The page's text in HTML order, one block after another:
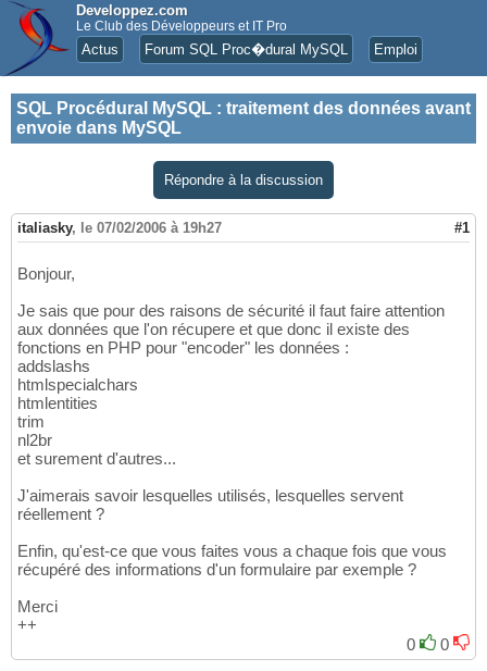
Developpez.com
Le Club des Développeurs et IT Pro
Actus Forum SQL Proc�dural MySQL Emploi
SQL Procédural MySQL : traitement des données avant
envoie dans MySQL
Répondre à la discussion
italiasky, le 07/02/2006 à 19h27 #1
Bonjour,
Je sais que pour des raisons de sécurité il faut faire attention
aux données que l'on récupere et que donc il existe des
fonctions en PHP pour "encoder" les données :
addslashs
htmlspecialchars
htmlentities
trim
nl2br
et surement d'autres...
J'aimerais savoir lesquelles utilisés, lesquelles servent
réellement ?
Enfin, qu'est-ce que vous faites vous a chaque fois que vous
récupéré des informations d'un formulaire par exemple ?
Merci
++
0
0